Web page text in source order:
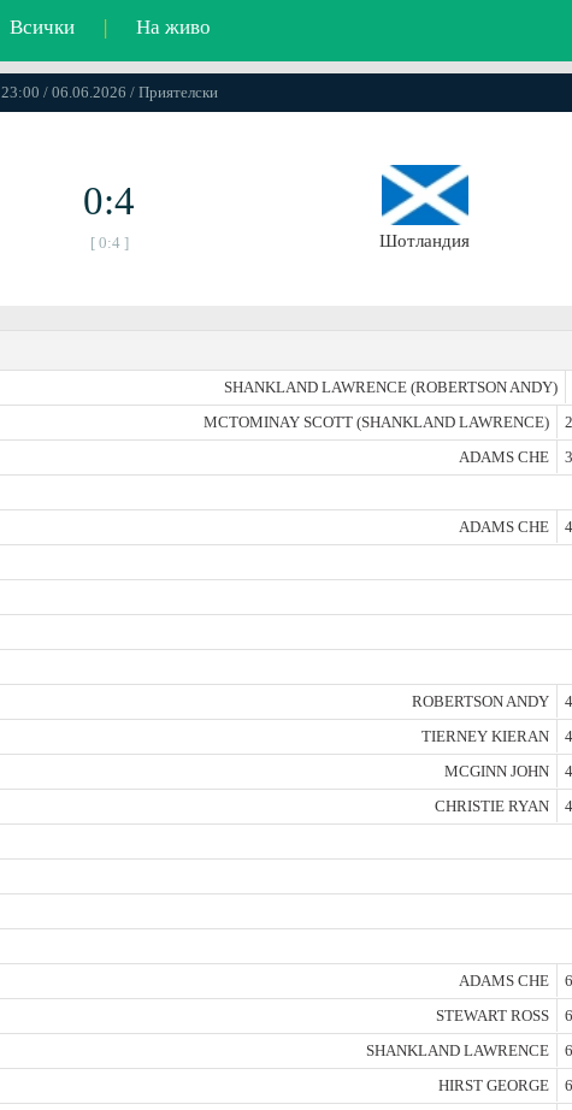
Всички | На живо
23:00 / 06.06.2026 / Приятелски
0:4
[ 0:4 ] Шотландия
SHANKLAND LAWRENCE (ROBERTSON ANDY)
MCTOMINAY SCOTT (SHANKLAND LAWRENCE)
ADAMS CHE
ADAMS CHE
ROBERTSON ANDY
TIERNEY KIERAN
MCGINN JOHN
CHRISTIE RYAN
ADAMS CHE
STEWART ROSS
SHANKLAND LAWRENCE
HIRST GEORGE